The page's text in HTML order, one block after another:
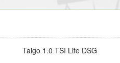
Taigo 1.0 TSI Life DSG